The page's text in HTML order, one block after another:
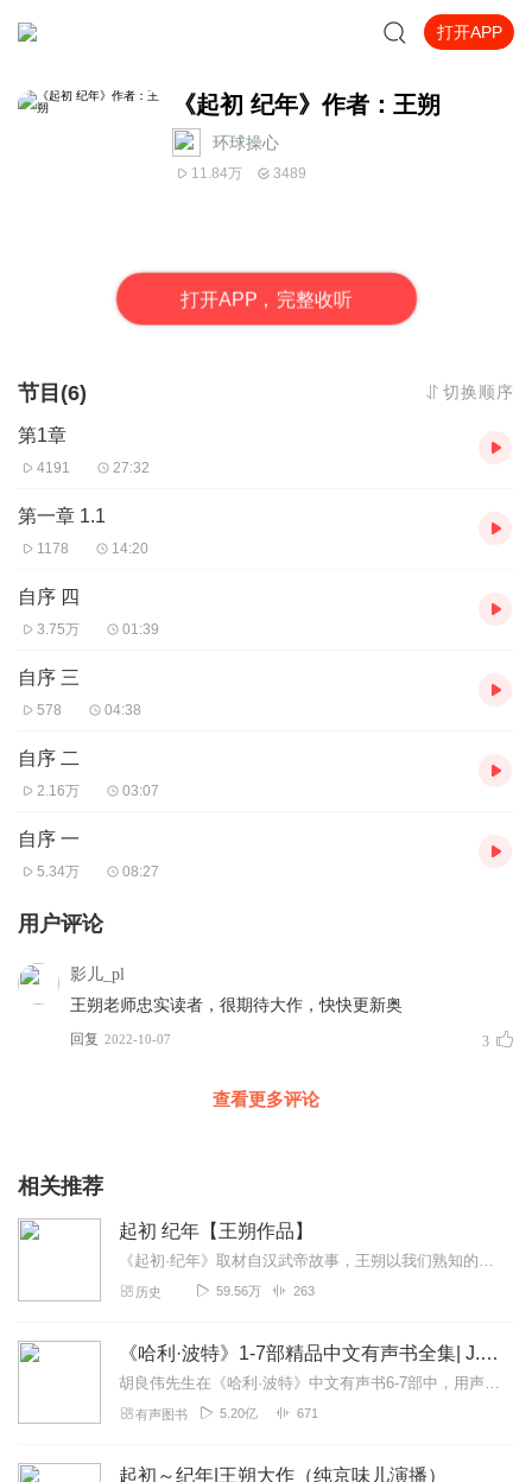
打开APP
《起初 纪年》作者：王朔
环球操心
11.84万 3489
打开APP，完整收听
节目(6) 切换顺序
第1章
4191 27:32
第一章 1.1
1178 14:20
自序 四
3.75万 01:39
自序 三
578 04:38
自序 二
2.16万 03:07
自序 一
5.34万 08:27
用户评论
影儿_pl
王朔老师忠实读者，很期待大作，快快更新奥
回复 2022-10-07 3
查看更多评论
相关推荐
起初 纪年【王朔作品】
《起初·纪年》取材自汉武帝故事，王朔以我们熟知的历史为出发点，将自己的情感与思想安放其中，凭借丰富的想象力，讲述了从汉武帝亲政到去世为止五十多年的人生，以及生活...
历史 59.56万 263
《哈利·波特》1-7部精品中文有声书全集| J.K.罗琳原著，光合积木演播
胡良伟先生在《哈利·波特》中文有声书6-7部中，用声音带领着大家继续魔法之旅。为保证作品的一致性，给大家带来完整的魔法体验，我们与版权方PottermoreP...
有声图书 5.20亿 671
起初～纪年|王朔大作（纯京味儿演播）